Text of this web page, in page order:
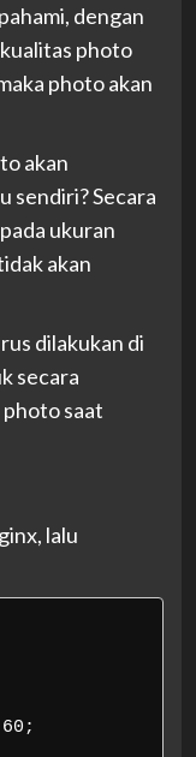
dengan
photo
photo akan
akan
sendiri? Secara
ukuran
akan
dilakukan di
secara
saat
lalu